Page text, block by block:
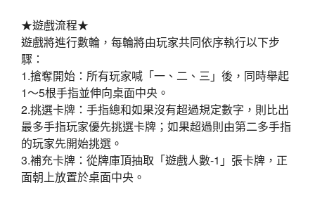
★遊戲流程★
遊戲將進行數輪，每輪將由玩家共同依序執行以下步
驟：
1.搶奪開始：所有玩家喊「一、二、三」後，同時舉起
1～5根手指並伸向桌面中央。
2.挑選卡牌：手指總和如果沒有超過規定數字，則比出
最多手指玩家優先挑選卡牌；如果超過則由第二多手指
的玩家先開始挑選。
3.補充卡牌：從牌庫頂抽取「遊戲人數-1」張卡牌，正
面朝上放置於桌面中央。